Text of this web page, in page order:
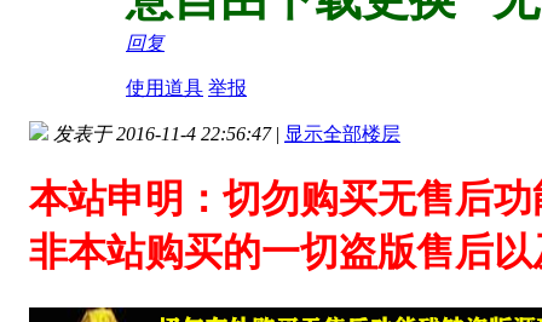
回复
使用道具 举报
发表于 2016-11-4 22:56:47 | 显示全部楼层
本站申明：切勿购买无售后
非本站购买的一切盗版售后